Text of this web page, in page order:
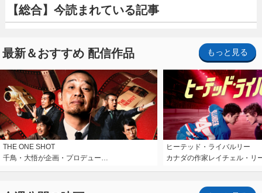
【総合】今読まれている記事
最新＆おすすめ 配信作品 もっと見る
THE ONE SHOT
千鳥・大悟が企画・プロデュー…
ヒーテッド・ライバルリー
カナダの作家レイチェル・リ